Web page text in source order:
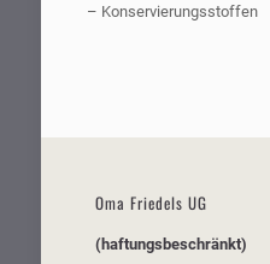
– Konservierungsstoffen
Oma Friedels UG
(haftungsbeschränkt)